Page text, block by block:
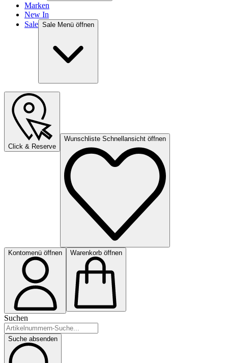
Marken
New In
Sale Sale Menü öffnen
Click & Reserve
Wunschliste Schnellansicht öffnen
Kontomenü öffnen Warenkorb öffnen
Suchen
Suche absenden